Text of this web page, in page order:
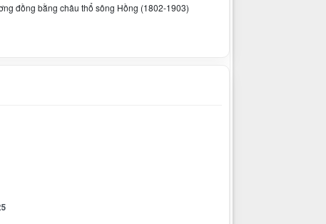
đồng bằng châu thổ sông Hồng (1802-1903)